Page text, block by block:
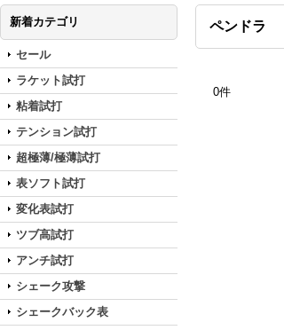
新着カテゴリ
セール
ラケット試打
粘着試打
テンション試打
超極薄/極薄試打
表ソフト試打
変化表試打
ツブ高試打
アンチ試打
シェーク攻撃
シェークバック表
ペンドラ
0件